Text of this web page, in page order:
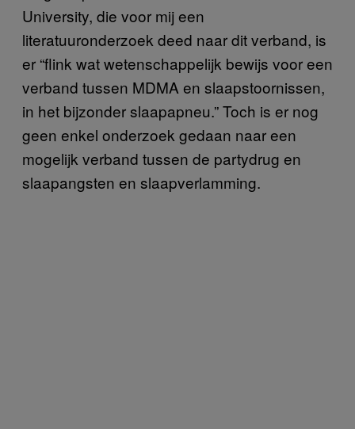
University, die voor mij een
literatuuronderzoek deed naar dit verband, is
er “flink wat wetenschappelijk bewijs voor een
verband tussen MDMA en slaapstoornissen,
in het bijzonder slaapapneu.” Toch is er nog
geen enkel onderzoek gedaan naar een
mogelijk verband tussen de partydrug en
slaapangsten en slaapverlamming.